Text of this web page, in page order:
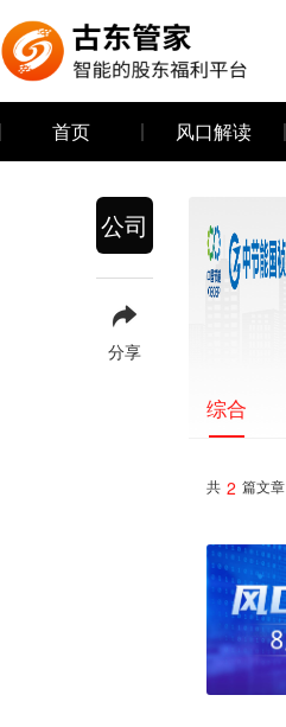
首页 风口解读
公司
分享
综合
共 2 篇文章